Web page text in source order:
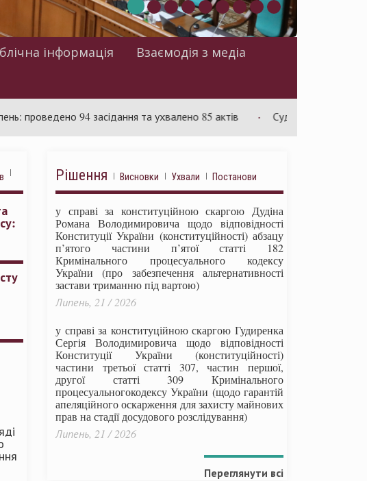
інформація
Взаємодія з медіа
94 засідання та ухвалено 85 актів Суд розглядає справу щодо
Рішення Висновки Ухвали Постанови
у справі за конституційною скаргою Дудіна
Романа Володимировича щодо відповідності
Конституції України (конституційності) абзацу
п’ятого частини п’ятої статті 182
Кримінального процесуального кодексу
України (про забезпечення альтернативності
застави триманню під вартою)
Липень, 21 / 2026
у справі за конституційною скаргою Гудиренка
Сергія Володимировича щодо відповідності
Конституції України (конституційності)
частини третьої статті 307, частин першої,
другої статті 309 Кримінального
процесуальногокодексу України (щодо гарантій
апеляційного оскарження для захисту майнових
прав на стадії досудового розслідування)
Липень, 21 / 2026
Переглянути всі